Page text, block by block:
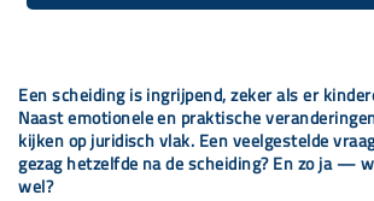
Een scheiding is ingrijpend, zeker als er
Naast emotionele en praktische
kijken op juridisch vlak. Een veelgestelde
gezag hetzelfde na de scheiding? En zo ja —
wel?